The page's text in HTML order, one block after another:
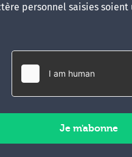
personnel saisies